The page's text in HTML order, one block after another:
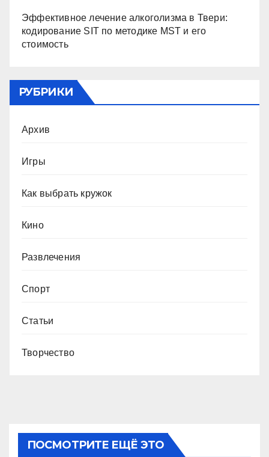
Эффективное лечение алкоголизма в Твери:
кодирование SIT по методике MST и его
стоимость
РУБРИКИ
Архив
Игры
Как выбрать кружок
Кино
Развлечения
Спорт
Статьи
Творчество
ПОСМОТРИТЕ ЕЩЁ ЭТО